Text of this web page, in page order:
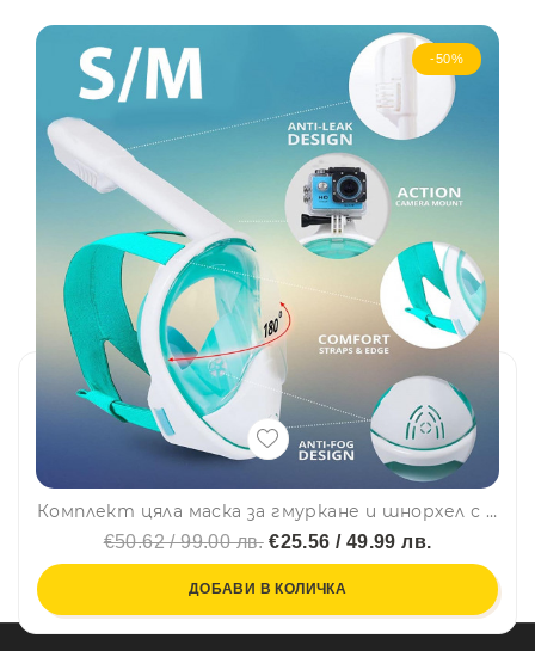
-50%
Комплект цяла маска за гмуркане и шнорхел с 180° панорамна видимост 3741- S/M, зелен цвят
€50.62 / 99.00 лв.€25.56 / 49.99 лв.
ДОБАВИ В КОЛИЧКА